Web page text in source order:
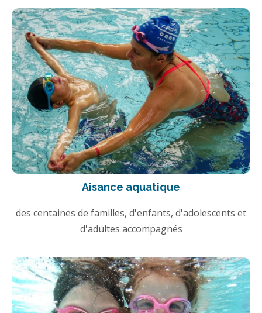
Aisance aquatique
des centaines de familles, d'enfants, d'adolescents et
d'adultes accompagnés